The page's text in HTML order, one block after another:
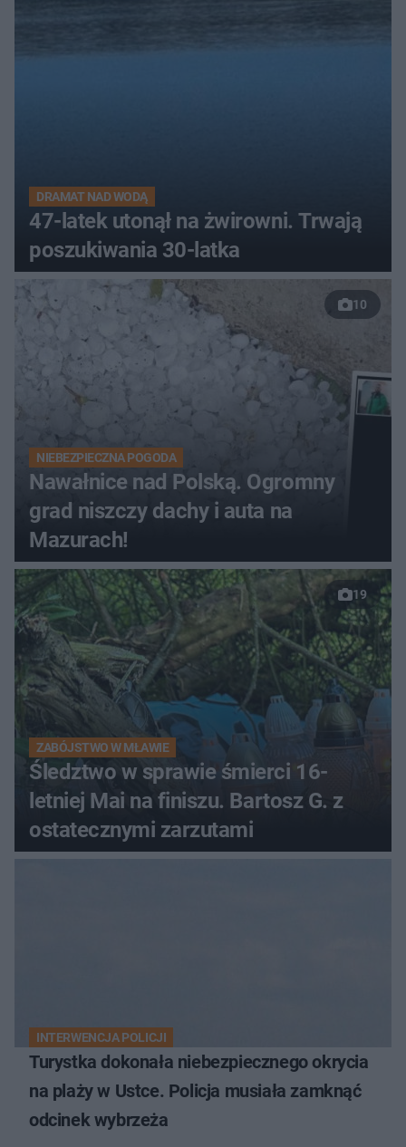
DRAMAT NAD WODĄ
47-latek utonął na żwirowni. Trwają
poszukiwania 30-latka
10
NIEBEZPIECZNA POGODA
Nawałnice nad Polską. Ogromny
grad niszczy dachy i auta na
Mazurach!
19
ZABÓJSTWO W MŁAWIE
Śledztwo w sprawie śmierci 16-
letniej Mai na finiszu. Bartosz G. z
ostatecznymi zarzutami
INTERWENCJA POLICJI
Turystka dokonała niebezpiecznego okrycia
na plaży w Ustce. Policja musiała zamknąć
odcinek wybrzeża